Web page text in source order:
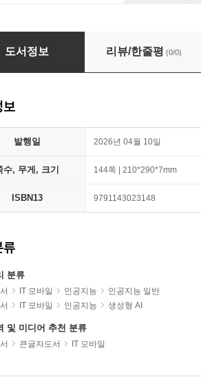
AI와 사변적 디자인 (큰글자책)
도서정보 리뷰/한줄평 (0/0)
보
발행일 2026년 04월 10일
수, 무게, 크기 144쪽 | 210*290*7mm
ISBN13 9791143023148
류
분류
IT 모바일 인공지능
인공지능 일반
IT 모바일 인공지능 생성형 AI
및 미디어 추천 분류
큰글자도서 IT 모바일